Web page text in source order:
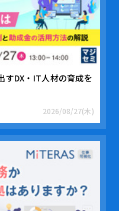
すDX・IT人材の育成を
2026/08/27(木)